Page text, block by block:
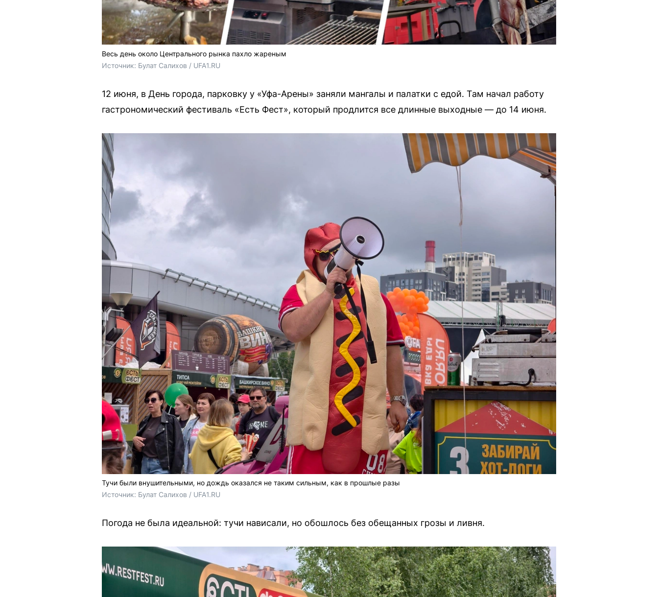
Весь день около Центрального рынка пахло жареным
Источник: Булат Салихов / UFA1.RU
12 июня, в День города, парковку у «Уфа-Арены» заняли мангалы и палатки с едой. Там начал работу
гастрономический фестиваль «Есть Фест», который продлится все длинные выходные — до 14 июня.
Тучи были внушительными, но дождь оказался не таким сильным, как в прошлые разы
Источник: Булат Салихов / UFA1.RU
Погода не была идеальной: тучи нависали, но обошлось без обещанных грозы и ливня.